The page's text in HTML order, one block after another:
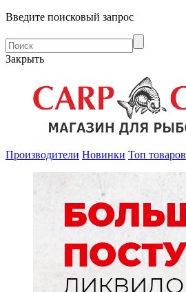
Введите поисковый запрос
Закрыть
Производители Новинки Топ товаров